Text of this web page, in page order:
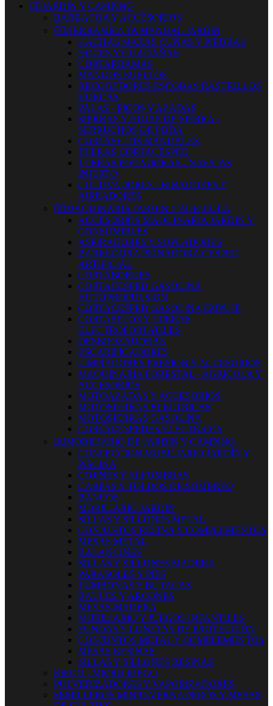
 JARDIN Y CAMPING
BARBACOA Y ACCESORIOS
 HERRAMIENTA MANUAL JARDIN
HACHAS MAZAS CUÑAS Y PIEDRAS
HOCES Y GUADAÑAS
CORTARRAMAS
MANGOS SUELTOS
RECOGEDORES ESCOBAS RASTRILLOS
HORCAS
PALAS - PICOS Y AZADAS
SIERRAS Y HOJAS DE SIERRA -
SERRUCHOS DE PODA
CORTASETOS MANUALES
TIJERAS CORTACESPED
TIJERAS PODADORAS - NAVAJAS
INJERTO
CULTIVADORES - BINADORES Y
AIREADORES
 MAQUINARIA JARDIN Y AGRICOLA
ACCESORIOS MAQUINARIA JARDIN Y
CONSUMIBLES
ASPIRADORES Y SOPLADORES
BARREDORA PEINADORA CESPED
ARTIFICIAL
CORTABORDES
CORTACESPED GASOLINA
AUTOPROPULSION
CORTACESPED GASOLINA EMPUJE
CORTASETOS Y TIJERAS
ELECTROPORTATILES
DESBROZADORAS
ESCARIFICADORES
LIMPIADORES PRESION Y ACCESORIOS
MAQUINARIA FORESTAL - AGRICOLA Y
ACCESORIOS
MOTOAZADAS Y ACCESORIOS
MOTOSIERRAS ELECTRICAS
MOTOSIERRAS GASOLINA
CORTACESPEDES ELECTRICOS
 MOBILIARIO DE JARDIN Y CAMPING
CONFECCION MOBILIARIO JARDÍN Y
PISCINA
COJINES Y ALFOMBRAS
CARPAS Y TOLDOS DE SOMBREO
BANCOS
MOBILIARIO JARDIN
SILLAS Y SILLONES METAL
CONJUNTOS RESINA Y COMPLEMENTOS
MESAS METAL
BALANCINES
SILLAS Y SILLONES MADERA
PARASOLES Y PIES
TUMBONAS Y BUTACAS
BAULES Y ARCONES
MESAS MADERA
MOBILIARIO Y JUEGOS INFANTILES
FUNDAS Y LONETAS DE PROTECCIÓN
CONJUNTOS METAL Y COMPLEMENTOS
MESAS RESINAS
SILLAS Y SILLONES RESINAS
RIEGO - MICRO RIEGO
PULVERIZADORES Y VAPORIZADORES
SEMILLEROS MINIINVERNADEROS Y MESAS